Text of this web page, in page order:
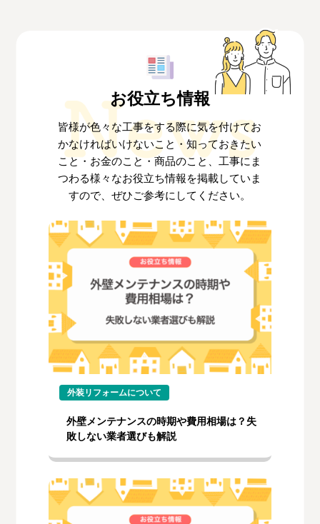
お役立ち情報
皆様が色々な工事をする際に気を付けてお
かなければいけないこと・知っておきたい
こと・お金のこと・商品のこと、工事にま
つわる様々なお役立ち情報を掲載していま
すので、ぜひご参考にしてください。
外装リフォームについて
外壁メンテナンスの時期や費用相場は？失
敗しない業者選びも解説